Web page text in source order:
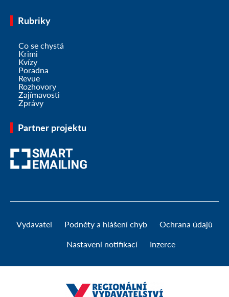
Rubriky
Co se chystá
Krimi
Kvízy
Poradna
Revue
Rozhovory
Zajímavosti
Zprávy
Partner projektu
Vydavatel Podněty a hlášení chyb Ochrana údajů
Nastavení notifikací Inzerce